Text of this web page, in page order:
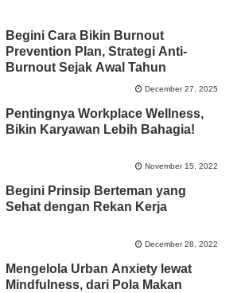
Begini Cara Bikin Burnout
Prevention Plan, Strategi Anti-
Burnout Sejak Awal Tahun
December 27, 2025
Pentingnya Workplace Wellness,
Bikin Karyawan Lebih Bahagia!
November 15, 2022
Begini Prinsip Berteman yang
Sehat dengan Rekan Kerja
December 28, 2022
Mengelola Urban Anxiety lewat
Mindfulness, dari Pola Makan